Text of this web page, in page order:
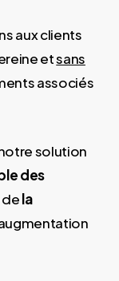
aux clients
etsans
associés
solution
des
dela